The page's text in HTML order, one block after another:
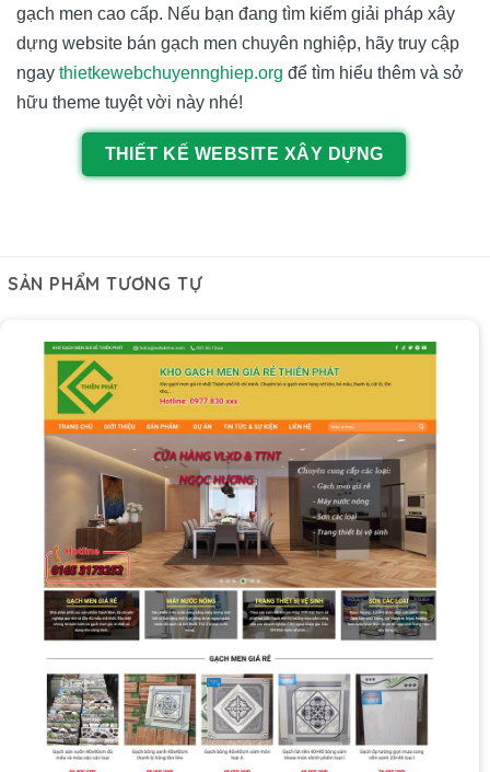
gạch men cao cấp. Nếu bạn đang tìm kiếm giải pháp xây
dựng website bán gạch men chuyên nghiệp, hãy truy cập
ngay thietkewebchuyennghiep.org để tìm hiểu thêm và sở
hữu theme tuyệt vời này nhé!
THIẾT KẾ WEBSITE XÂY DỰNG
SẢN PHẨM TƯƠNG TỰ